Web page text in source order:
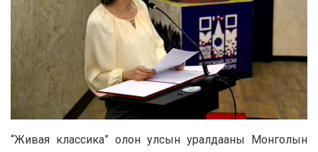
“Живая классика” олон улсын уралдааны Монголын